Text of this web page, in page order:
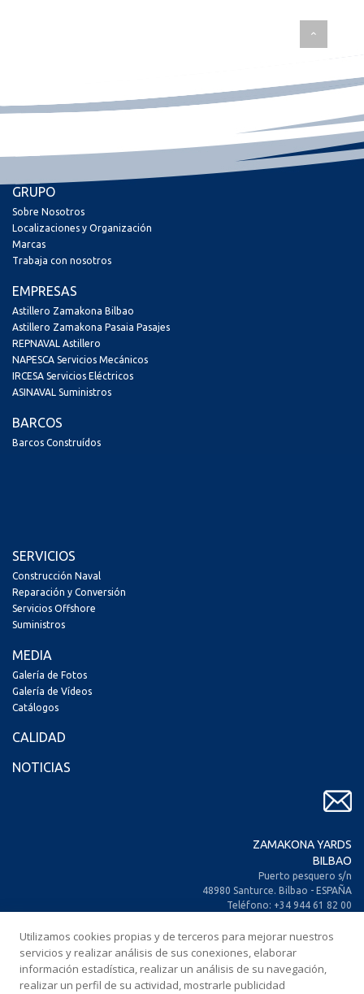
GRUPO
Sobre Nosotros
Localizaciones y Organización
Marcas
Trabaja con nosotros
EMPRESAS
Astillero Zamakona Bilbao
Astillero Zamakona Pasaia Pasajes
REPNAVAL Astillero
NAPESCA Servicios Mecánicos
IRCESA Servicios Eléctricos
ASINAVAL Suministros
BARCOS
Barcos Construídos
SERVICIOS
Construcción Naval
Reparación y Conversión
Servicios Offshore
Suministros
MEDIA
Galería de Fotos
Galería de Vídeos
Catálogos
CALIDAD
NOTICIAS
ZAMAKONA YARDS
BILBAO
Puerto pesquero s/n
48980 Santurce. Bilbao - ESPAÑA
Teléfono: +34 944 61 82 00
Fax: +34 944 61 25 80
E-mail: zamakona@zamakona.com
Utilizamos cookies propias y de terceros para mejorar nuestros
servicios y realizar análisis de sus conexiones, elaborar
información estadística, realizar un análisis de su navegación,
realizar un perfil de su actividad, mostrarle publicidad